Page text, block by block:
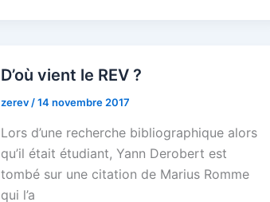
D’où vient le REV ?
zerev /14 novembre 2017
Lors d’une recherche bibliographique alors
qu’il était étudiant, Yann Derobert est
tombé sur une citation de Marius Romme
qui l’a